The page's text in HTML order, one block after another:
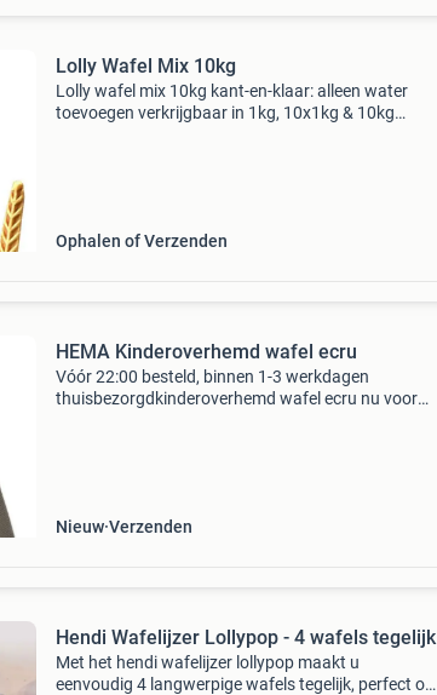
Lolly Wafel Mix 10kg
Lolly wafel mix 10kg kant-en-klaar: alleen water
toevoegen verkrijgbaar in 1kg, 10x1kg & 10kg
Ophalen of Verzenden
HEMA Kinderoverhemd wafel ecru
Vóór 22:00 besteld, binnen 1-3 werkdagen
thuisbezorgdkinderoverhemd wafel ecru nu voor
Nieuw Verzenden
Hendi Wafelijzer Lollypop - 4 wafels tegelijk
Met het hendi wafelijzer lollypop maakt u
eenvoudig 4 langwerpige wafels tegelijk, perfect om